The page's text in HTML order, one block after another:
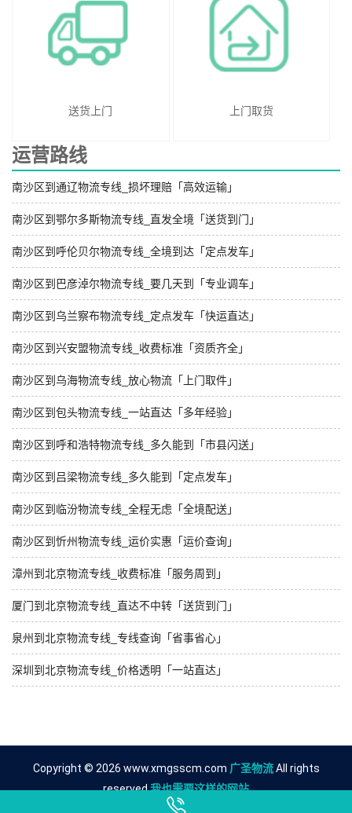
送货上门 上门取货
运营路线
南沙区到通辽物流专线_损坏理赔「高效运输」
南沙区到鄂尔多斯物流专线_直发全境「送货到门」
南沙区到呼伦贝尔物流专线_全境到达「定点发车」
南沙区到巴彦淖尔物流专线_要几天到「专业调车」
南沙区到乌兰察布物流专线_定点发车「快运直达」
南沙区到兴安盟物流专线_收费标准「资质齐全」
南沙区到乌海物流专线_放心物流「上门取件」
南沙区到包头物流专线_一站直达「多年经验」
南沙区到呼和浩特物流专线_多久能到「市县闪送」
南沙区到吕梁物流专线_多久能到「定点发车」
南沙区到临汾物流专线_全程无虑「全境配送」
南沙区到忻州物流专线_运价实惠「运价查询」
漳州到北京物流专线_收费标准「服务周到」
厦门到北京物流专线_直达不中转「送货到门」
泉州到北京物流专线_专线查询「省事省心」
深圳到北京物流专线_价格透明「一站直达」
Copyright © 2026 www.xmgsscm.com 广圣物流All rights
reserved.我也需要这样的网站